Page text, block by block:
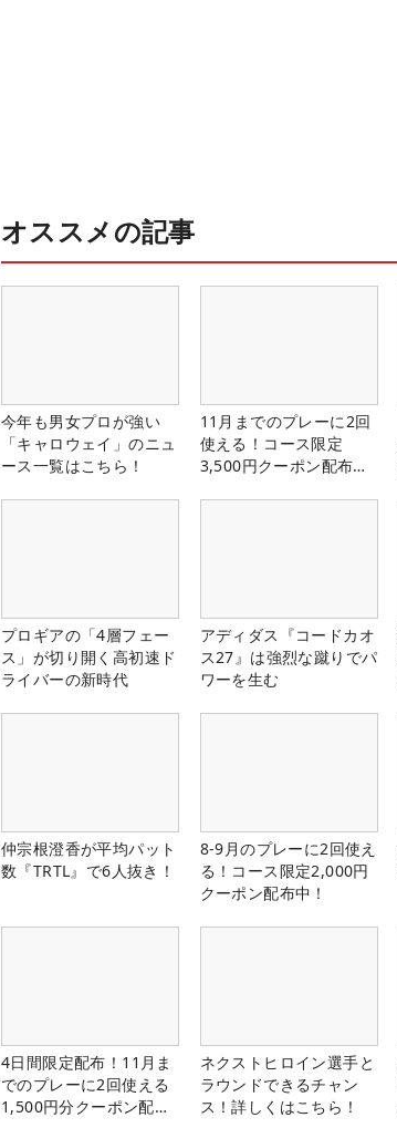
オススメの記事
今年も男女プロが強い
「キャロウェイ」のニュ
ース一覧はこちら！
11月までのプレーに2回
使える！コース限定
3,500円クーポン配布
プロギアの「4層フェー
ス」が切り開く高初速ド
ライバーの新時代
アディダス『コードカオ
ス27』は強烈な蹴りでパ
ワーを生む
仲宗根澄香が平均パット
数『TRTL』で6人抜き！
8-9月のプレーに2回使え
る！コース限定2,000円
クーポン配布中！
4日間限定配布！11月ま
でのプレーに2回使える
1,500円分クーポン配布
ネクストヒロイン選手と
ラウンドできるチャン
ス！詳しくはこちら！